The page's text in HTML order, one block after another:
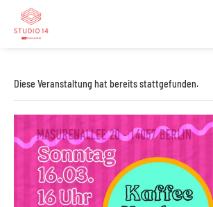
Diese Veranstaltung hat bereits stattgefunden.